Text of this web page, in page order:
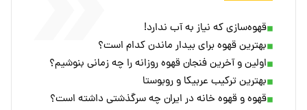
قهوه‌سازی که نیاز به آب ندارد!
بهترین قهوه برای بیدار ماندن کدام است؟
اولین و آخرین فنجان قهوه روزانه را چه زمانی بنوشیم؟
بهترین ترکیب عربیکا و روبوستا
قهوه و قهوه‌ خانه در ایران چه سرگذشتی داشته است؟